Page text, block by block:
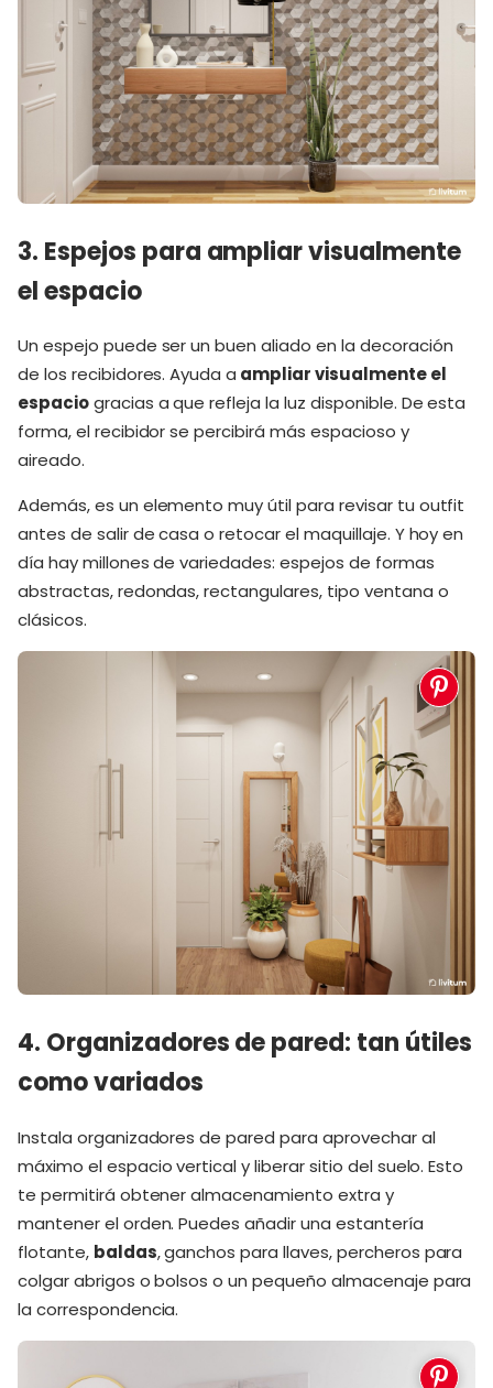
3. Espejos para ampliar visualmente
el espacio
Un espejo puede ser un buen aliado en la decoración
de los recibidores. Ayuda a ampliar visualmente el
espaciogracias a que refleja la luz disponible. De esta
forma, el recibidor se percibirá más espacioso y
aireado.
Además, es un elemento muy útil para revisar tu outfit
antes de salir de casa o retocar el maquillaje. Y hoy en
día hay millones de variedades: espejos de formas
abstractas, redondas, rectangulares, tipo ventana o
clásicos.
4. Organizadores de pared: tan útiles
como variados
Instala organizadores de pared para aprovechar al
máximo el espacio vertical y liberar sitio del suelo. Esto
te permitirá obtener almacenamiento extra y
mantener el orden. Puedes añadir una estantería
flotante, baldas, ganchos para llaves, percheros para
colgar abrigos o bolsos o un pequeño almacenaje para
la correspondencia.